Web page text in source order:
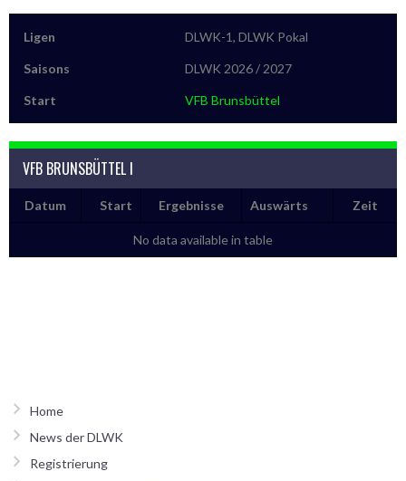
Ligen DLWK-1, DLWK Pokal
Saisons DLWK 2026 / 2027
Start VFB Brunsbüttel
VFB BRUNSBÜTTEL I
Datum Start Ergebnisse Auswärts Zeit
No data available in table
Home
News der DLWK
Registrierung